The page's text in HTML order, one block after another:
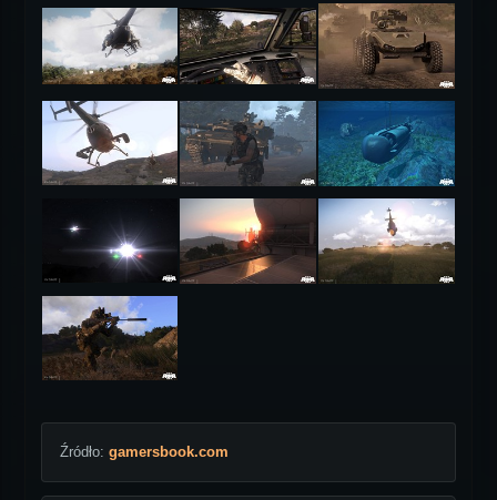
Źródło: gamersbook.com